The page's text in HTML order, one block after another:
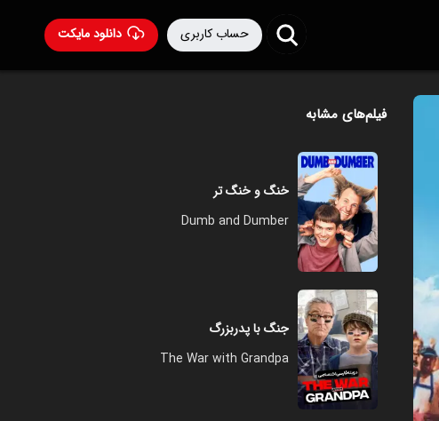
دانلود مایکت حساب کاربری
فیلم‌های مشابه
خنگ و خنگ تر
Dumb and Dumber
جنگ با پدربزرگ
The War with Grandpa